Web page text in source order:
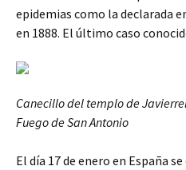
epidemias como la declarada
en 1888. El último caso
Canecillo del templo de
Fuego de San Antonio
El día 17 de enero en España